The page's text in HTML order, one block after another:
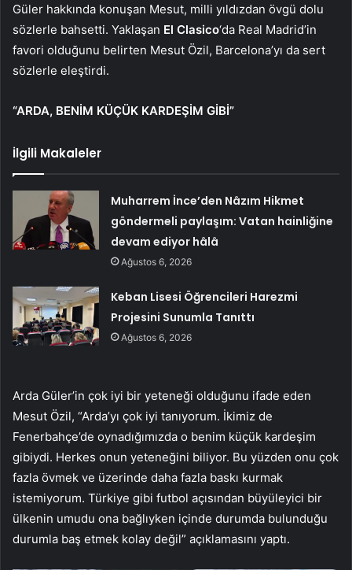
Güler hakkında konuşan Mesut, milli yıldızdan övgü dolu
sözlerle bahsetti. Yaklaşan El Clasico‘da Real Madrid’in
favori olduğunu belirten Mesut Özil, Barcelona’yı da sert
sözlerle eleştirdi.
“ARDA, BENİM KÜÇÜK KARDEŞİM GİBİ”
İlgili Makaleler
Muharrem İnce’den Nâzım Hikmet
göndermeli paylaşım: Vatan hainliğine
devam ediyor hâlâ
Ağustos 6, 2026
Keban Lisesi Öğrencileri Harezmi
Projesini Sunumla Tanıttı
Ağustos 6, 2026
Arda Güler’in çok iyi bir yeteneği olduğunu ifade eden
Mesut Özil, “Arda’yı çok iyi tanıyorum. İkimiz de
Fenerbahçe’de oynadığımızda o benim küçük kardeşim
gibiydi. Herkes onun yeteneğini biliyor. Bu yüzden onu çok
fazla övmek ve üzerinde daha fazla baskı kurmak
istemiyorum. Türkiye gibi futbol açısından büyüleyici bir
ülkenin umudu ona bağlıyken içinde durumda bulunduğu
durumla baş etmek kolay değil” açıklamasını yaptı.